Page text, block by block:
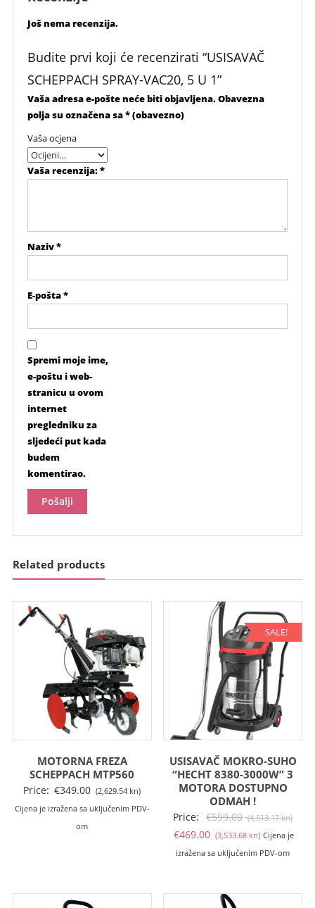
Još nema recenzija.
Budite prvi koji će recenzirati “USISAVAČ
SCHEPPACH SPRAY-VAC20, 5 U 1”
Vaša adresa e-pošte neće biti objavljena.Obavezna
polja su označena sa* (obavezno)
Vaša ocjena
Vaša recenzija:*
Naziv*
E-pošta*
Spremi moje ime,
e-poštu i web-
stranicu u ovom
internet
pregledniku za
sljedeći put kada
budem
komentirao.
Related products
MOTORNA FREZA
SCHEPPACH MTP560
Price: €349.00 (2,629.54 kn)
Cijena je izražena sa uključenim PDV-
om
SALE!
USISAVAČ MOKRO-SUHO
“HECHT 8380-3000W” 3
MOTORA DOSTUPNO
ODMAH !
Price: €599.00 (4,513.17 kn)
€469.00 (3,533.68 kn)Trenutna
cijena
Cijena je
izražena sa uključenim PDV-om